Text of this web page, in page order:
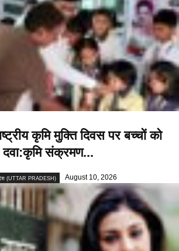
कृमि मुक्ति दिवस पर बच्चों को
दवा:कृमि संक्रमण...
(UTTAR PRADESH) August 10, 2026